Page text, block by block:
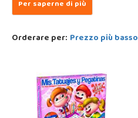
Orderare per: Prezzo più basso